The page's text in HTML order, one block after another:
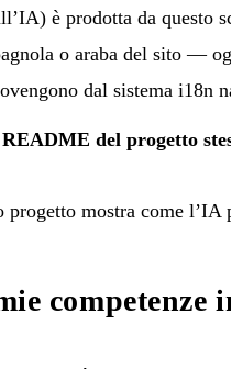
è prodotta da questo
o araba del sito —
dal sistema i18n
del progetto
progetto mostra come
competenze